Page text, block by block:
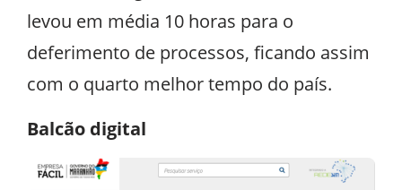
levou em média 10 horas para o
deferimento de processos, ficando assim
com o quarto melhor tempo do país.
Balcão digital